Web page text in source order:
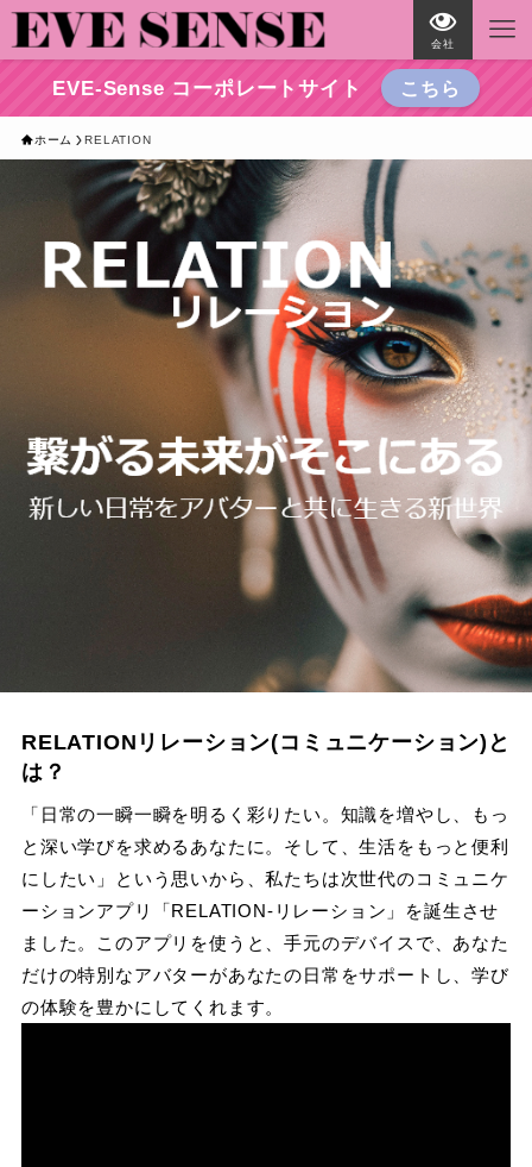
会社
EVE-Sense コーポレートサイト こちら
ホーム RELATION
RELATIONリレーション(コミュニケーション)と
は？
「日常の一瞬一瞬を明るく彩りたい。知識を増やし、もっ
と深い学びを求めるあなたに。そして、生活をもっと便利
にしたい」という思いから、私たちは次世代のコミュニケ
ーションアプリ「RELATION-リレーション」を誕生させ
ました。このアプリを使うと、手元のデバイスで、あなた
だけの特別なアバターがあなたの日常をサポートし、学び
の体験を豊かにしてくれます。